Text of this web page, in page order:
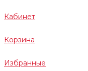
Кабинет
Корзина
Избранные